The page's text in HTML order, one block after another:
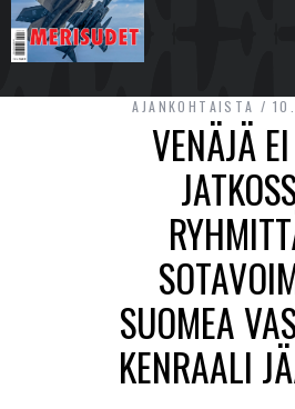
AJANKOHTAISTA
VENÄJÄ
SUOMEA
KENRAALI